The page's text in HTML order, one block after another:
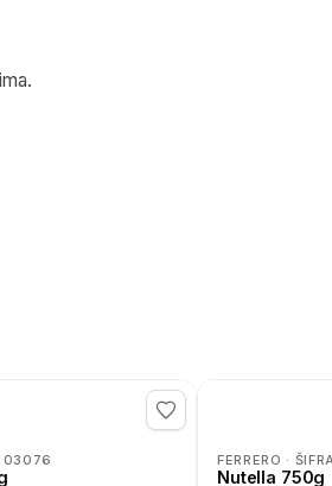
03076 FERRERO ·
Nutella 750g